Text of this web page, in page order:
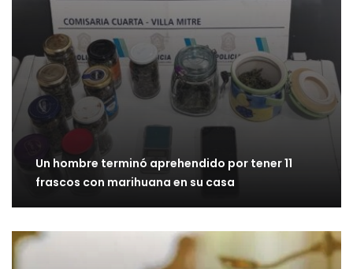
Un hombre terminó aprehendido por tener 11
frascos con marihuana en su casa